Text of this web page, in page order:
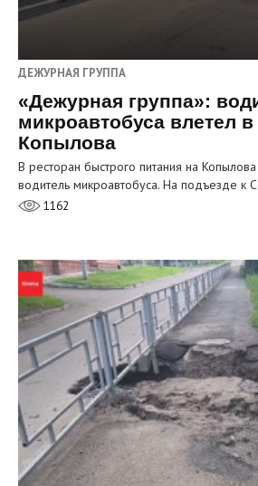
ДЕЖУРНАЯ ГРУППА
«Дежурная группа»:
микроавтобуса влетел
Копылова
В ресторан быстрого питания на
водитель микроавтобуса. На подъезде к
1162